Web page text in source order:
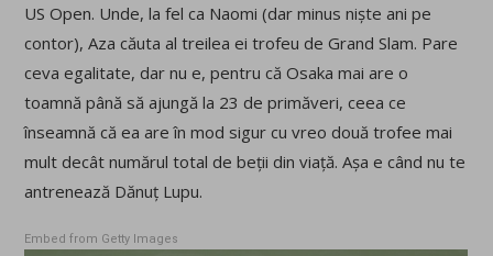
US Open. Unde, la fel ca Naomi (dar minus niște ani pe
contor), Aza căuta al treilea ei trofeu de Grand Slam. Pare
ceva egalitate, dar nu e, pentru că Osaka mai are o
toamnă până să ajungă la 23 de primăveri, ceea ce
înseamnă că ea are în mod sigur cu vreo două trofee mai
mult decât numărul total de beții din viață. Așa e când nu te
antrenează Dănuț Lupu.
Embed from Getty Images